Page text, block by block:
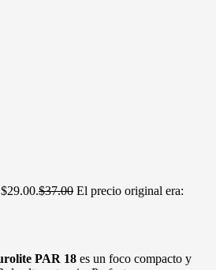
$37.00 El precio original era:
PAR 18 es un foco compacto y